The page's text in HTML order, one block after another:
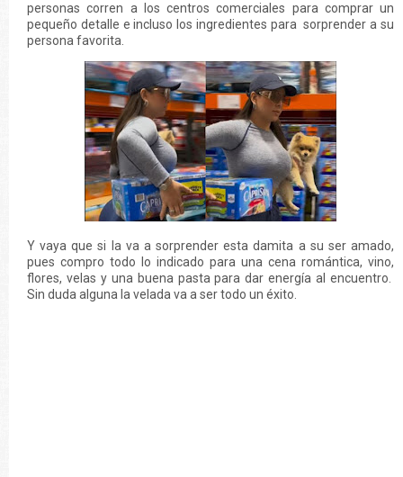
personas corren a los centros comerciales para comprar un
pequeño detalle e incluso los ingredientes para sorprender a su
persona favorita.
Y vaya que si la va a sorprender esta damita a su ser amado,
pues compro todo lo indicado para una cena romántica, vino,
flores, velas y una buena pasta para dar energía al encuentro.
Sin duda alguna la velada va a ser todo un éxito.